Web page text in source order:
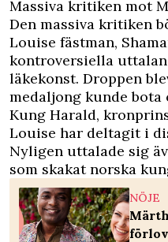
Massiva kritiken mot
Den massiva kritiken
Louise fästman,
kontroversiella
läkekonst. Droppen
medaljong kunde bota
Kung Harald,
Louise har deltagit i
Nyligen uttalade sig
som skakat norska
NÖJE